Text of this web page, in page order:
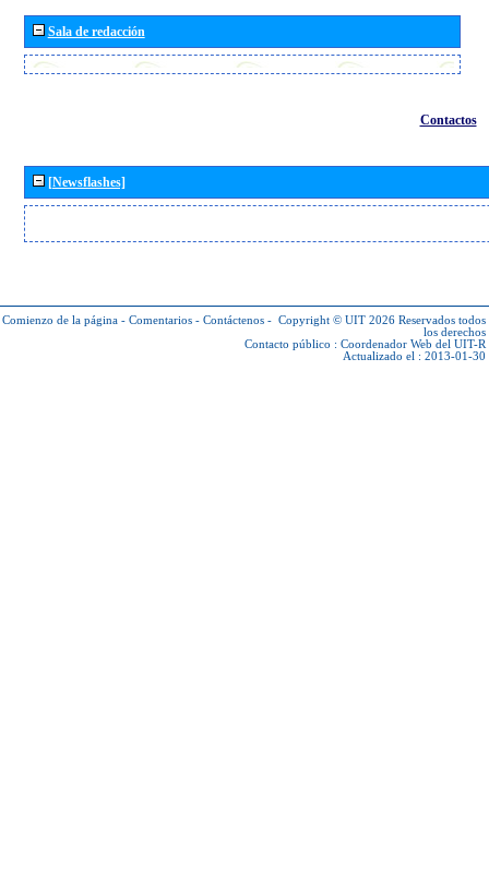
Sala de redacción
Contactos
[Newsflashes]
Comienzo de la página - Comentarios - Contáctenos - Copyright © UIT 2026 Reservados todos
los derechos
Contacto público : Coordenador Web del UIT-R
Actualizado el : 2013-01-30